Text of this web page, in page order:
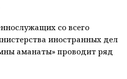
со всего
иностранных дел
аманаты» проводит ряд